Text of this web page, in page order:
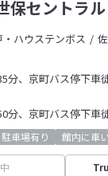
保セントラル
ハウステンボス
分、京町バス停下車
分、京町バス停下車
駐車場有り 館内に車